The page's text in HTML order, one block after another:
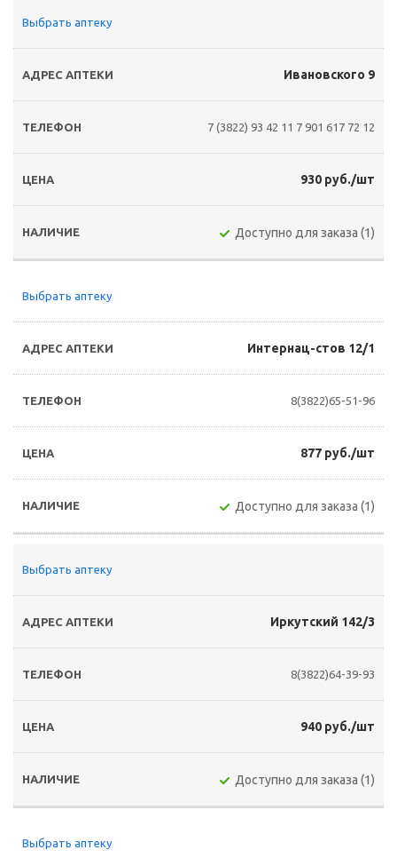
Выбрать аптеку
Ивановского 9
7 (3822) 93 42 11 7 901 617 72 12
930 руб./шт
Доступно для заказа (1)
Выбрать аптеку
Интернац-стов 12/1
8(3822)65-51-96
877 руб./шт
Доступно для заказа (1)
Выбрать аптеку
Иркутский 142/3
8(3822)64-39-93
940 руб./шт
Доступно для заказа (1)
Выбрать аптеку